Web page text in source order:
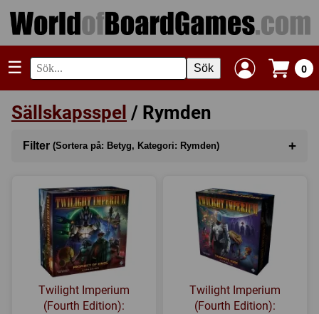
☰ Sök 0
Sällskapsspel / Rymden
Filter (Sortera på: Betyg, Kategori: Rymden) +
Kategori(Rymden)
Serie
Tillverkare
Regler
Twilight Imperium
(Fourth Edition):
Twilight Imperium
(Fourth Edition):